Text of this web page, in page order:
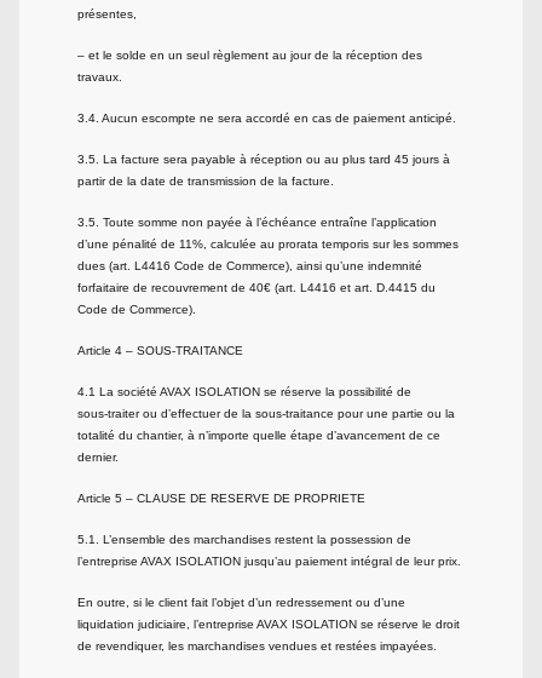
présentes,
– et le solde en un seul règlement au jour de la réception des
travaux.
3.4. Aucun escompte ne sera accordé en cas de paiement anticipé.
3.5. La facture sera payable à réception ou au plus tard 45 jours à
partir de la date de transmission de la facture.
3.5. Toute somme non payée à l’échéance entraîne l’application
d’une pénalité de 11%, calculée au prorata temporis sur les sommes
dues (art. L441­6 Code de Commerce), ainsi qu’une indemnité
forfaitaire de recouvrement de 40€ (art. L441­6 et art. D.441­5 du
Code de Commerce).
Article 4 – SOUS­-TRAITANCE
4.1 La société AVAX ISOLATION se réserve la possibilité de
sous-­traiter ou d’effectuer de la sous-traitance pour une partie ou la
totalité du chantier, à n’importe quelle étape d’avancement de ce
dernier.
Article 5 – CLAUSE DE RESERVE DE PROPRIETE
5.1. L’ensemble des marchandises restent la possession de
l’entreprise AVAX ISOLATION jusqu’au paiement intégral de leur prix.
En outre, si le client fait l’objet d’un redressement ou d’une
liquidation judiciaire, l’entreprise AVAX ISOLATION se réserve le droit
de revendiquer, les marchandises vendues et restées impayées.